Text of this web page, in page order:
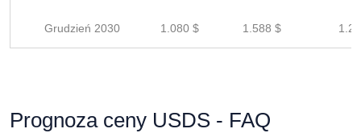
Grudzień 2030 1.080 $ 1.588 $
Prognoza ceny USDS - FAQ